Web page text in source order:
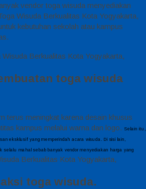
vendor toga wisuda menyediakan
Wisuda Berkualitas Kota Yogyakarta,
kebutuhan sekolah atau kampus
toga wisuda
terus meningkat karena desain khusus
kampus melalui warna dan logo. Selain itu,
eksklusif yang memperindah acara wisuda. Di sisi lain,
selalu mahal sebab banyak vendor menyediakan harga yang
Berkualitas Kota Yogyakarta,
toga wisuda.